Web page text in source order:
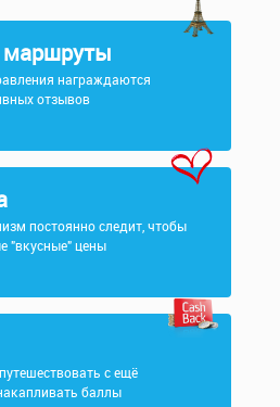
маршруты
награждаются
отзывов
постоянно следит, чтобы
"вкусные" цены
с ещё
баллы